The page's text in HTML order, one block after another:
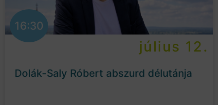
16:30
július 12.
Dolák-Saly Róbert abszurd délutánja